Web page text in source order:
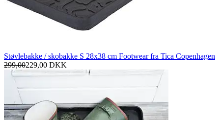
Støvlebakke / skobakke S 28x38 cm Footwear fra Tica Copenhagen
299,00229,00 DKK